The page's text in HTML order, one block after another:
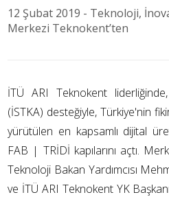
12 Şubat 2019 - Teknoloji,
Merkezi Teknokent’ten
İTÜ ARI Teknokent
(İSTKA) desteğiyle, Türkiye'nin
yürütülen en kapsamlı dijital
FAB | TRİDİ kapılarını açtı.
Teknoloji Bakan Yardımcısı
ve İTÜ ARI Teknokent YK